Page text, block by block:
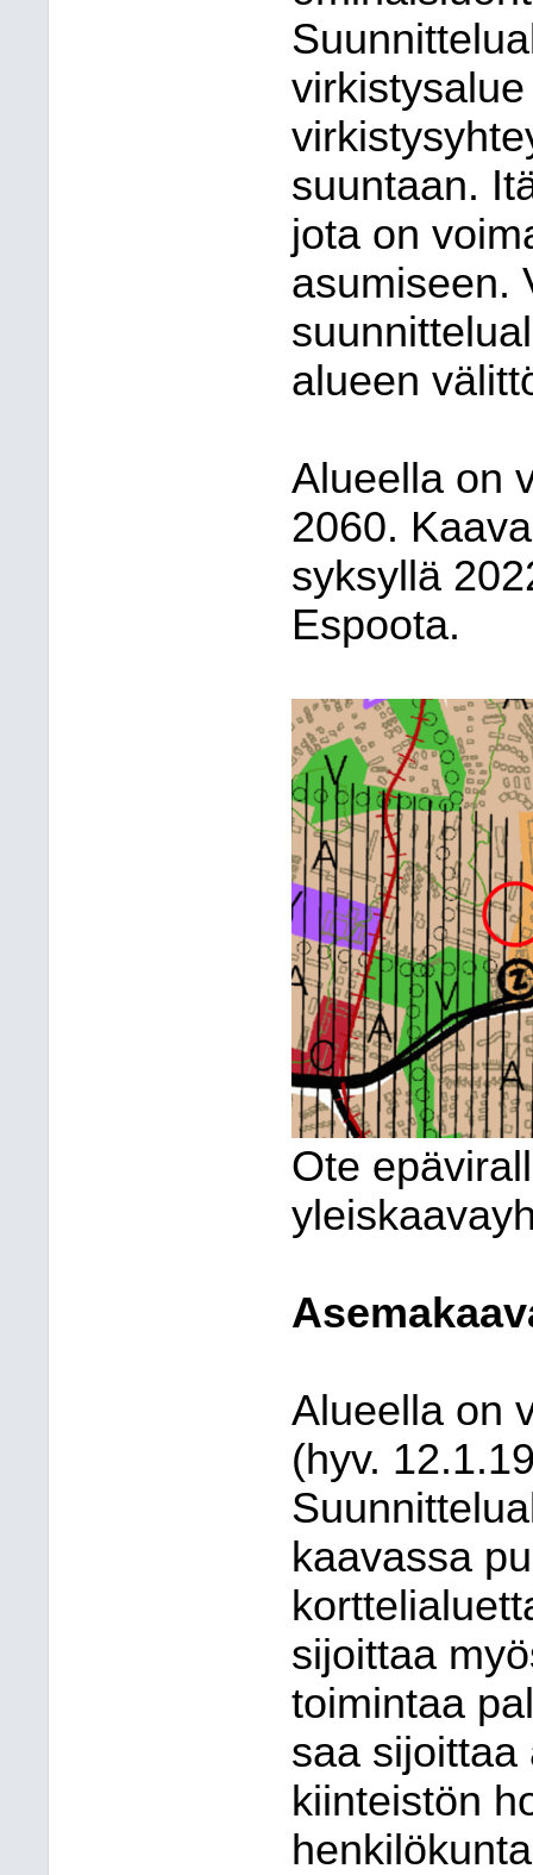
suuntaan.
jota on
asumiseen.
alueen
Alueella on
2060.
syksyllä
Espoota.
Ote
Alueella on
(hyv.
kaavassa
sijoittaa
toimintaa
saa sijoittaa
kiinteistön